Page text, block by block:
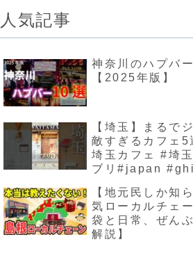
人気記事
神奈川のハプバ
【2025年版】
【埼玉】まるで
敵すぎるカフェ
埼玉カフェ #埼
ブリ#japan
【地元民しか知
気ローカルチェ
袋と日常、ぜん
解説】